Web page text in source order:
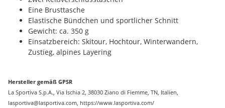
Eine Brusttasche
Elastische Bündchen und sportlicher Schnitt
Gewicht: ca. 350 g
Einsatzbereich: Skitour, Hochtour, Winterwandern,
Zustieg, alpines Layering
Hersteller gemäß GPSR
La Sportiva S.p.A., Via Ischia 2, 38030 Ziano di Fiemme, TN, Italien,
lasportiva@lasportiva.com, https://www.lasportiva.com/